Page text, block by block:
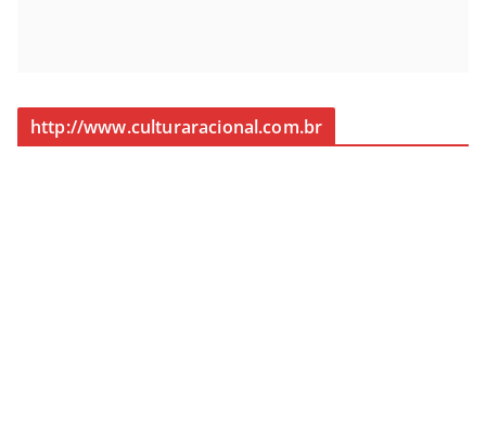
http://www.culturaracional.com.br